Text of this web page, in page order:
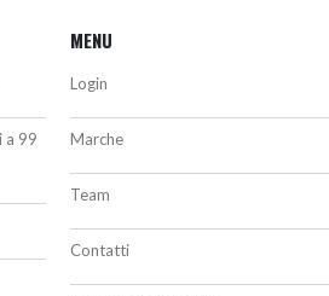
a 99
MENU
Login
Marche
Team
Contatti